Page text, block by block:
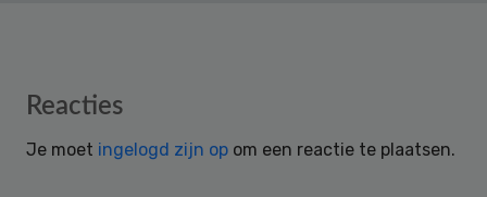
Reader
Reacties
Je moet ingelogd zijn op om een reactie te plaatsen.